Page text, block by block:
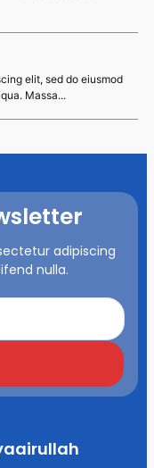
elit, sed do eiusmod
Massa...
adipiscing
nulla.